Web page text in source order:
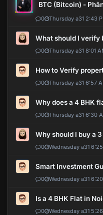
BTC (Bitcoin) -
0 Thursday a31 2:43
What should I verify
0 Thursday a31 8:01
How to Verify
0 Thursday a31 6:57
Why does a 4 BHK
0 Thursday a31 6:30
Why should I buy a
0 Wednesday a31
Smart Investment
0 Wednesday a31
Is a 4 BHK Flat in
0 Wednesday a31